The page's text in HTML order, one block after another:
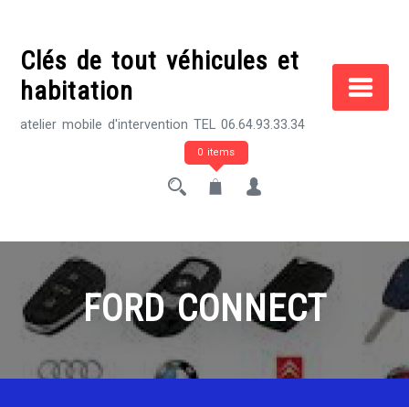
contentClés de tout véhicules et
habitation
atelier mobile d'intervention TEL 06.64.93.33.34
0 items
FORD CONNECT